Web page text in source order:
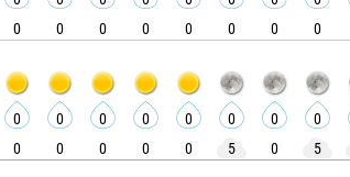
0 0 0 0 0 0 0 0
0 0 0 0 0 0 0 0
0 0 0 0 0 5 0 5